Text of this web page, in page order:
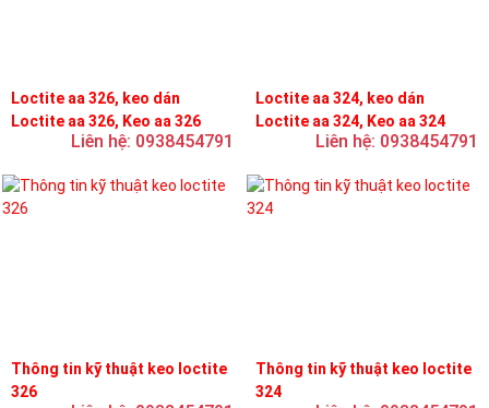
Loctite aa 326, keo dán
Loctite aa 326, Keo aa 326
Liên hệ: 0938454791
Loctite aa 324, keo dán
Loctite aa 324, Keo aa 324
Liên hệ: 0938454791
Thông tin kỹ thuật keo loctite
326
Thông tin kỹ thuật keo loctite
324